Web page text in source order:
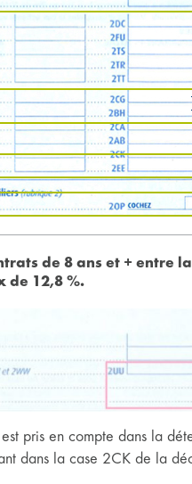
de 8 ans et + entre
de 12,8 %.
pris en compte dans la
dans la case 2CK de la